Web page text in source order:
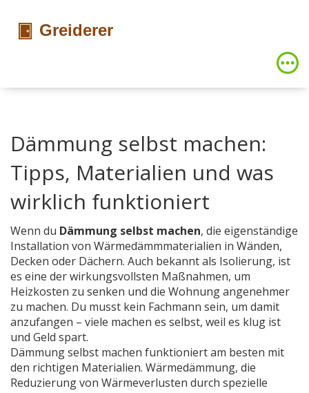
Dämmung selbst machen:
Tipps, Materialien und was
wirklich funktioniert
Wenn du Dämmung selbst machen, die eigenständige
Installation von Wärmedämmmaterialien in Wänden,
Decken oder Dächern. Auch bekannt als Isolierung, ist
es eine der wirkungsvollsten Maßnahmen, um
Heizkosten zu senken und die Wohnung angenehmer
zu machen. Du musst kein Fachmann sein, um damit
anzufangen – viele machen es selbst, weil es klug ist
und Geld spart.
Dämmung selbst machen funktioniert am besten mit
den richtigen Materialien. Wärmedämmung, die
Reduzierung von Wärmeverlusten durch spezielle